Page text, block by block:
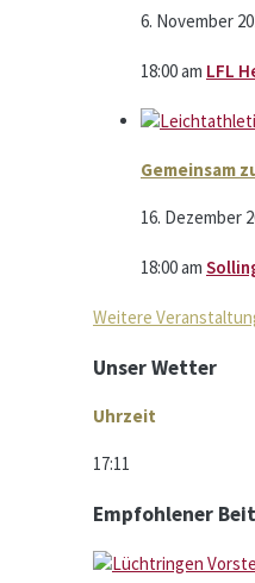
6. November
18:00am LFL
Gemeinsam
16. Dezember
18:00am
Weitere
Unser Wetter
Uhrzeit
17:11
Empfohlener